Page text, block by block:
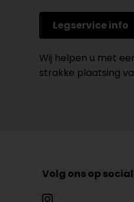
Legservice info
Wij helpen u met
strakke plaatsing
Volg ons op